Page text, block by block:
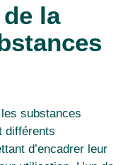
la
substances
différents
d’encadrer leur